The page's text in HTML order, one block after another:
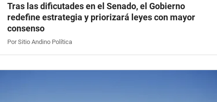
Tras las dificutades en el Senado, el Gobierno
redefine estrategia y priorizará leyes con mayor
consenso
Por Sitio Andino Política